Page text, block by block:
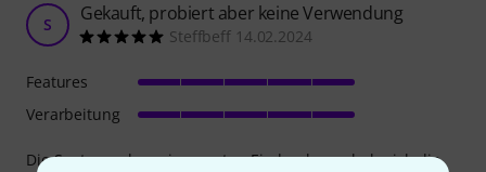
S Gekauft, probiert aber keine Verwendung
Steffbeff 14.02.2024
Die Spots machen einen guten Eindruck, nur habe ich die
Features
Verarbeitung